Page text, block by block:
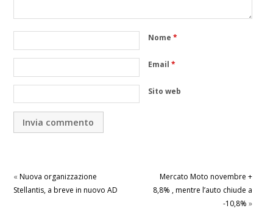
Nome *
Email *
Sito web
« Nuova organizzazione
Stellantis, a breve in nuovo AD
Mercato Moto novembre +
8,8% , mentre l’auto chiude a
-10,8% »